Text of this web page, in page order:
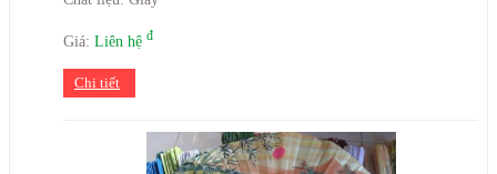
Giá: Liên hệ đ
Chi tiết